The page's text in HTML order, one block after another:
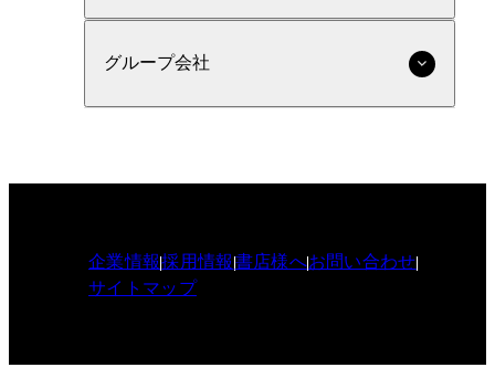
グループ会社
企業情報採用情報書店様へお問い合わせ
サイトマップ